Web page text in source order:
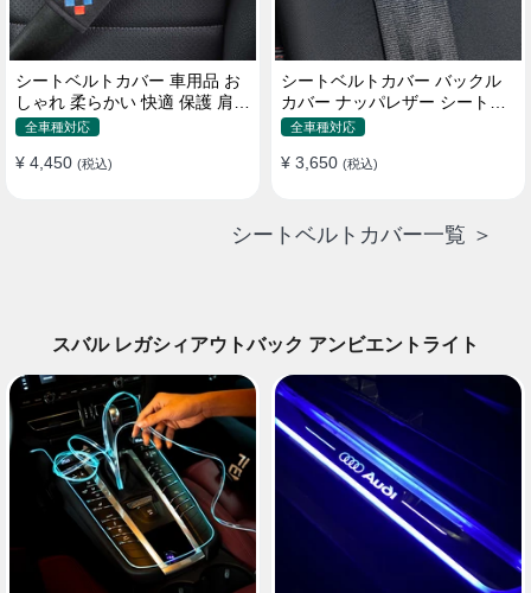
シートベルトカバー 車用品 お
しゃれ 柔らかい 快適 保護 肩当
てパッド 圧迫感軽減
全車種対応
¥ 4,450 (税込)
シートベルトカバー バックル
カバー ナッパレザー シートベ
ルトパッド 異音防止 傷防止 マ
全車種対応
¥ 3,650 (税込)
シートベルトカバー一覧 ＞
スバル レガシィアウトバック アンビエントライト